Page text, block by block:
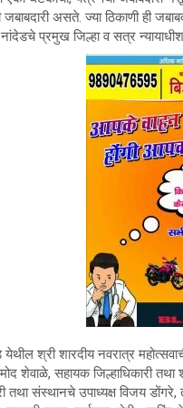
असते. ज्या ठिकाणी ही
प्रमुख जिल्हा व सत्र
श्री शारदीय नवरात्र
शेवाळे, सहायक जिल्हाधिकारी
तथा संस्थानचे उपाध्यक्ष विजय